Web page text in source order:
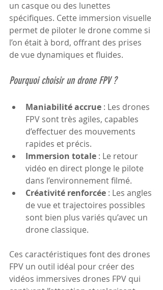
un casque ou des lunettes
spécifiques. Cette immersion visuelle
permet de piloter le drone comme si
l’on était à bord, offrant des prises
de vue dynamiques et fluides.
Pourquoi choisir un drone FPV ?
Maniabilité accrue : Les drones
FPV sont très agiles, capables
d’effectuer des mouvements
rapides et précis.
Immersion totale : Le retour
vidéo en direct plonge le pilote
dans l’environnement filmé.
Créativité renforcée : Les angles
de vue et trajectoires possibles
sont bien plus variés qu’avec un
drone classique.
Ces caractéristiques font des drones
FPV un outil idéal pour créer des
vidéos immersives drones FPV qui